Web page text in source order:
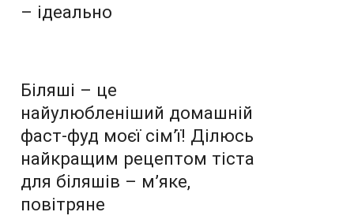
– ідеально
Біляші – це
найулюбленіший домашній
фаст-фуд моєї сім’ї! Ділюсь
найкращим рецептом тіста
для біляшів – м’яке,
повітряне